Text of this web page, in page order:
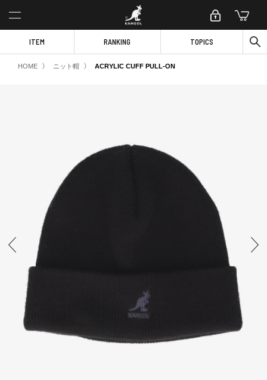
ITEM RANKING TOPICS
HOME 〉 ニット帽 〉 ACRYLIC CUFF PULL-ON